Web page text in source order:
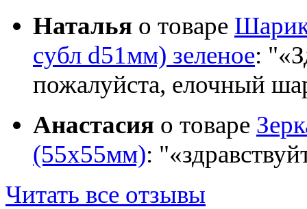
Наталья о товаре
субл d51мм) зеленое:
пожалуйста, елочный
Анастасия о товаре
(55х55мм):
Читать все отзывы